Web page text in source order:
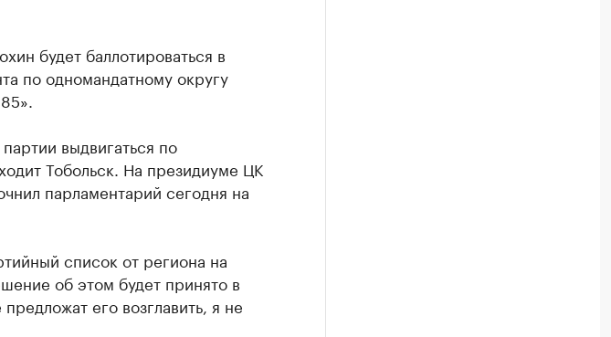
будет баллотироваться в
по одномандатному округу
выдвигаться по
Тобольск. На президиуме ЦК
парламентарий сегодня на
список от региона на
об этом будет принято в
его возглавить, я не